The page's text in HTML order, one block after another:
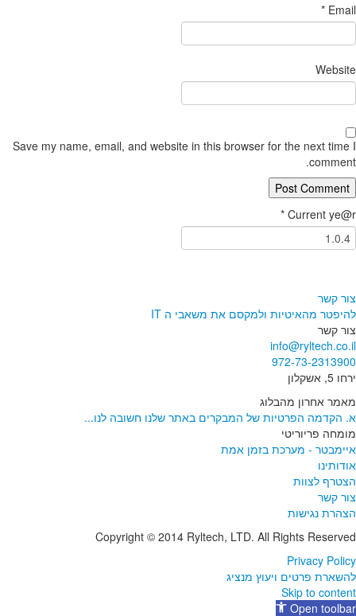
Email
*
Website
Save my name, email, and website in this browser for the next time I
comment.
Current ye@r
*
צור קשר
להיפטר מהאיטיות ולמקסם את משאבי ה IT
צור קשר
info@ryltech.co.il
972-73-2313900
ירחו 5, אשקלון
מאמר אחרון מהבלוג
א. הקדמה הפרטיות של המבקרים באתר שלנו חשובה לנו...
מומחה פריוריטי
איימבטר - מערכת בזמן אמת
אודותינו
הצטרף לצוות
צור קשר
הצהרת נגישות
Copyright © 2014 Ryltech, LTD. All Rights Reserved
Privacy Policy
להשארת פרטים ויעוץ מנציג
Skip to content
Open toolbar